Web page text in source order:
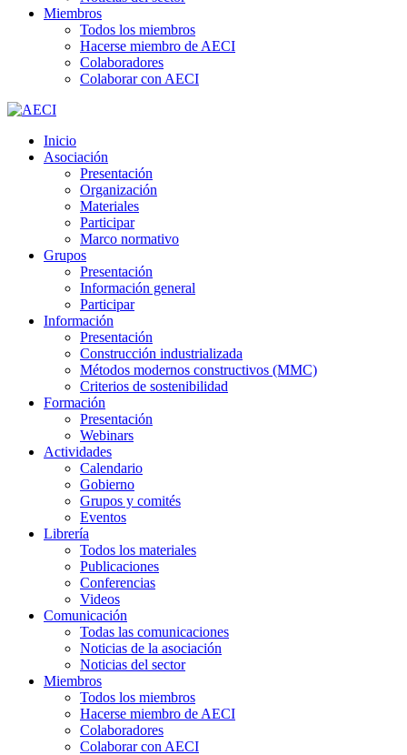
Miembros
Todos los miembros
Hacerse miembro de AECI
Colaboradores
Colaborar con AECI
Inicio
Asociación
Presentación
Organización
Materiales
Participar
Marco normativo
Grupos
Presentación
Información general
Participar
Información
Presentación
Construcción industrializada
Métodos modernos constructivos (MMC)
Criterios de sostenibilidad
Formación
Presentación
Webinars
Actividades
Calendario
Gobierno
Grupos y comités
Eventos
Librería
Todos los materiales
Publicaciones
Conferencias
Videos
Comunicación
Todas las comunicaciones
Noticias de la asociación
Noticias del sector
Miembros
Todos los miembros
Hacerse miembro de AECI
Colaboradores
Colaborar con AECI